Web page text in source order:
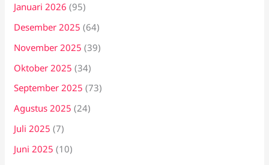
Januari 2026 (95)
Desember 2025 (64)
November 2025 (39)
Oktober 2025 (34)
September 2025 (73)
Agustus 2025 (24)
Juli 2025 (7)
Juni 2025 (10)